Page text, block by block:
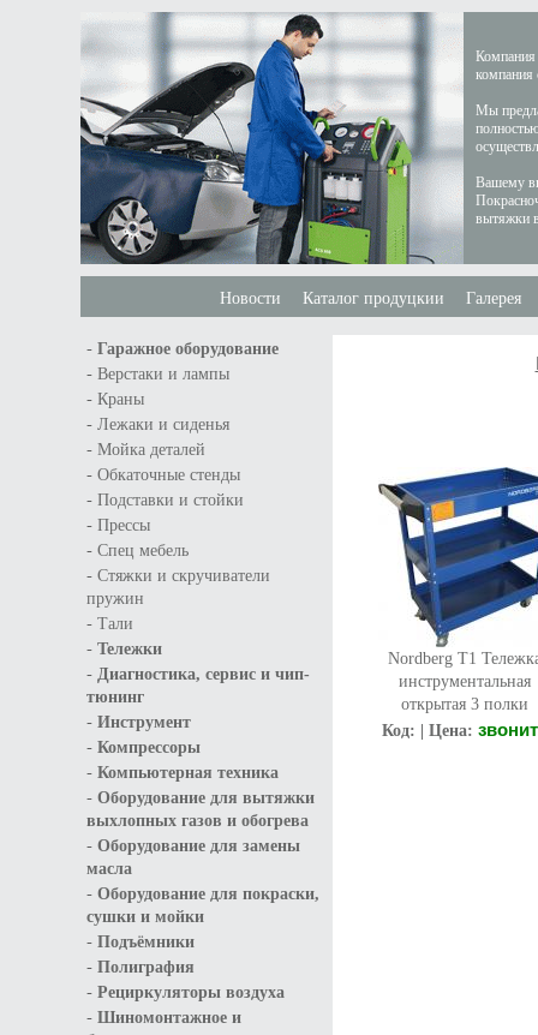
Компания
компания
Мы
Вашему
вытяжки
Новости Каталог продуцкии Галерея
- Гаражное оборудование
- Верстаки и лампы
- Краны
- Лежаки и сиденья
- Мойка деталей
- Обкаточные стенды
- Подставки и стойки
- Прессы
- Спец мебель
- Стяжки и скручиватели
пружин
- Тали
- Тележки
- Диагностика, сервис и чип-
тюнинг
- Инструмент
- Компрессоры
- Компьютерная техника
- Оборудование для вытяжки
выхлопных газов и обогрева
- Оборудование для замены
масла
- Оборудование для покраски,
сушки и мойки
- Подъёмники
- Полиграфия
- Рециркуляторы воздуха
- Шиномонтажное и
Nordberg T1
инструментальная
открытая 3 полки
Код: | Цена: